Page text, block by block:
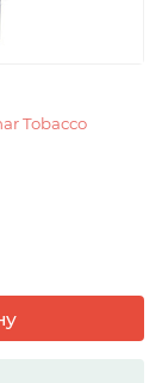
Tobacco